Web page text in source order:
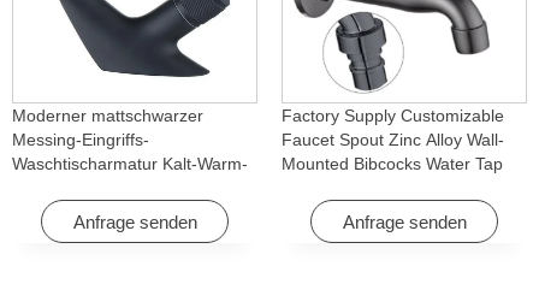
Moderner mattschwarzer
Messing-Eingriffs-
Waschtischarmatur Kalt-Warm-
Hotel & Wohnung
Anfrage senden
Factory Supply Customizable
Faucet Spout Zinc Alloy Wall-
Mounted Bibcocks Water Tap
Anfrage senden